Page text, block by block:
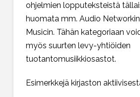
ohjelmien lopputeksteistä
huomata mm. Audio
Musicin. Tähän kategoriaan
myös suurten levy-yhtiöiden
tuotantomusiikkiosastot.
Esimerkkejä kirjaston